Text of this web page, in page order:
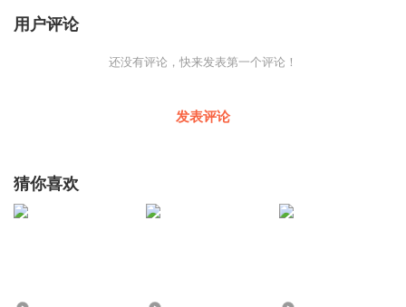
用户评论
还没有评论，快来发表第一个评论！
发表评论
猜你喜欢